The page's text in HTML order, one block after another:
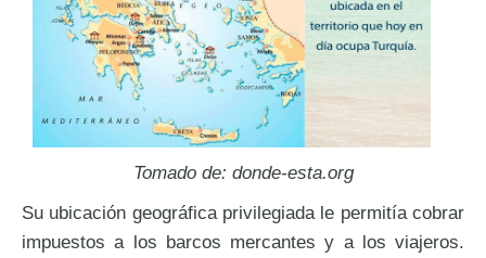
Tomado de: donde-esta.org
Su ubicación geográfica privilegiada le permitía cobrar
impuestos a los barcos mercantes y a los viajeros.